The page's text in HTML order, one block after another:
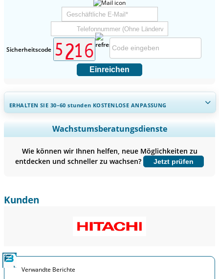
Sicherheitscode
Einreichen
ERHALTEN SIE 30–60stunden KOSTENLOSE ANPASSUNG
Regionale und länderspezifische Abdeckung erweitern,
Segmentanalyse, Unternehmensprofile, Wettbewerbs-
Jetzt anpassen
Wachstumsberatungsdienste
Wie können wir Ihnen helfen, neue Möglichkeiten zu
entdecken und schneller zu wachsen?
Jetzt prüfen
Kunden
Verwandte Berichte